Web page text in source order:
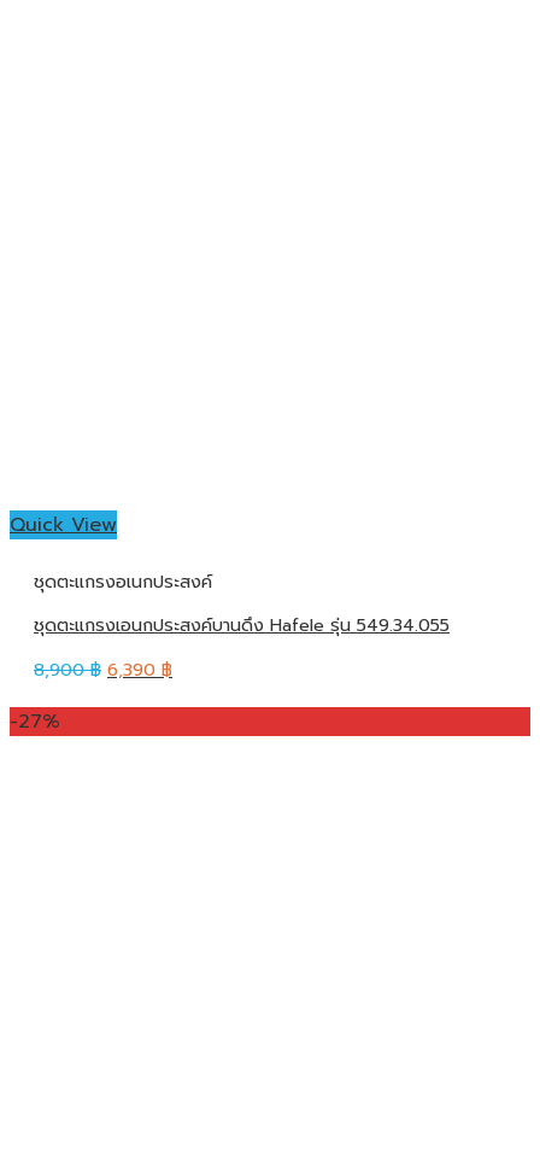
Quick View
ชุดตะแกรงอเนกประสงค์
ชุดตะแกรงเอนกประสงค์บานดึง Hafele รุ่น 549.34.055
8,900฿ 6,390 ฿
-27%